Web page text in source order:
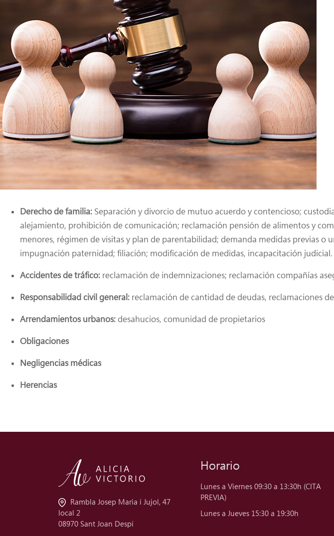
Derecho de familia: Separación y divorcio de mutuo acuerdo y contencioso;
alejamiento, prohibición de comunicación; reclamación pensión de alimentos y
menores, régimen de visitas y plan de parentabilidad; demanda medidas previas
impugnación paternidad; filiación; modificación de medidas, incapacitación judicial.
Accidentes de tráfico: reclamación de indemnizaciones; reclamación compañías
Responsabilidad civil general: reclamación de cantidad de deudas, reclamaciones
Arrendamientos urbanos: desahucios, comunidad de propietarios
Obligaciones
Negligencias médicas
Herencias
Rambla Josep Maria i Jujol, 47
local 2
08970 Sant Joan Despí
Horario
Lunes a Viernes 09:30 a 13:30h (CITA
PREVIA)
Lunes a Jueves 15:30 a 19:30h